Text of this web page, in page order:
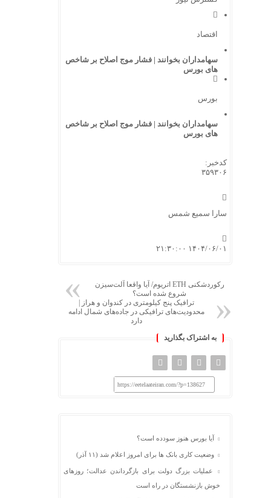
اقتصاد
سهامداران بخوانند | فشار موج اصلاح بر شاخص
های بورس
بورس
سهامداران بخوانند | فشار موج اصلاح بر شاخص
های بورس
کدخبر:
۳۵۹۳۰۶
سارا سمیع شمس
۱۴۰۴/۰۶/۰۱ ۲۱:۳۰:۰۰
رکوردشکنی ETH اتریوم/ آیا واقعا آلت‌سیزن
شروع شده است؟
ترافیک پنج کیلومتری در کندوان و هراز |
محدودیت‌های ترافیکی در جاده‌های شمال ادامه
دارد
به اشتراک بگذارید
https://eetelaateiran.com/?p=138627
آیا بورس هنوز سودده است؟
وضعیت کاری بانک ها برای امروز اعلام شد (۱۱ آذر)
عملیات بزرگ دولت برای بازگرداندن عدالت؛ روزهای
خوش بازنشستگان در راه است